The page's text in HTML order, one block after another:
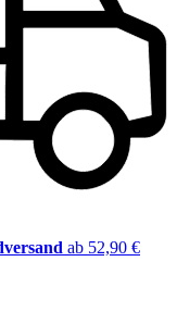
ab 52,90 €